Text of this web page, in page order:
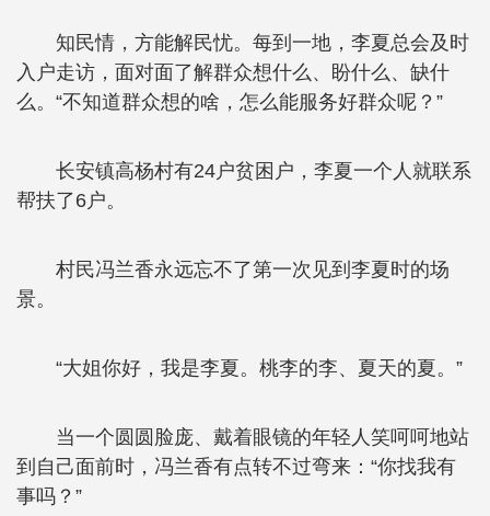
知民情，方能解民忧。每到一地，李夏总会及时
入户走访，面对面了解群众想什么、盼什么、缺什
么。“不知道群众想的啥，怎么能服务好群众呢？”
长安镇高杨村有24户贫困户，李夏一个人就联系
帮扶了6户。
村民冯兰香永远忘不了第一次见到李夏时的场
景。
“大姐你好，我是李夏。桃李的李、夏天的夏。”
当一个圆圆脸庞、戴着眼镜的年轻人笑呵呵地站
到自己面前时，冯兰香有点转不过弯来：“你找我有
事吗？”